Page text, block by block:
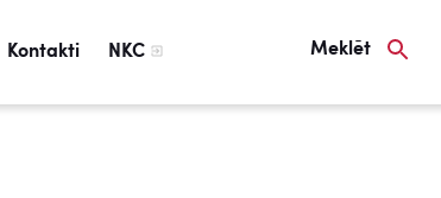
Kontakti NKC Meklēt